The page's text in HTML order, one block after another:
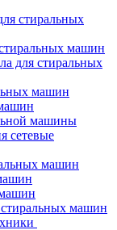
стиральных
машин
для стиральных
машин
машины
сетевые
машин
машин